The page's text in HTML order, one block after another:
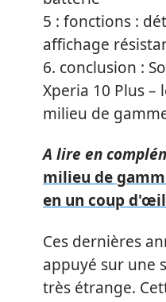
5 : fonctions :
affichage
6. conclusion :
Xperia 10 Plus –
milieu de
A lire en
milieu de
en un coup d'œil
Ces dernières
appuyé sur une
très étrange.